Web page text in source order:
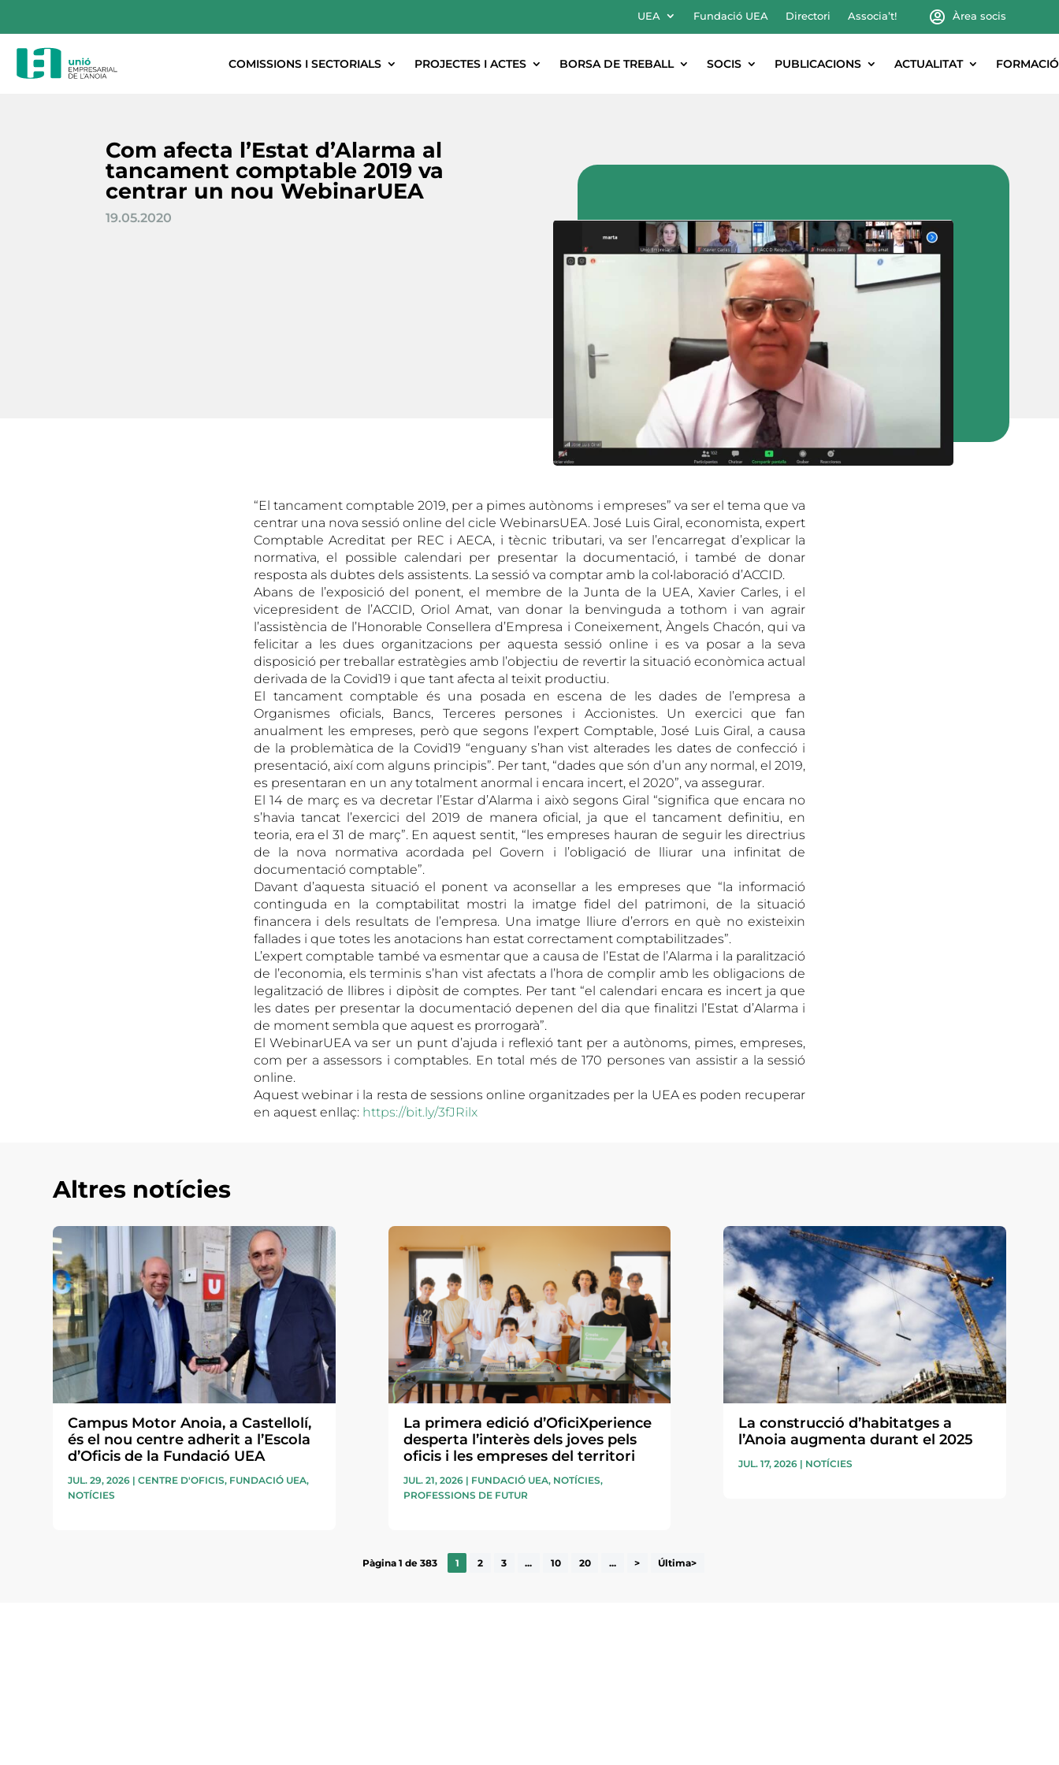
UEA Fundació UEA Directori Associa’t! Àrea socis
COMISSIONS I SECTORIALS PROJECTES I ACTES BORSA DE TREBALL SOCIS PUBLICACIONS ACTUALITAT FORMACIÓ
Com afecta l’Estat d’Alarma al
tancament comptable 2019 va
centrar un nou WebinarUEA
19.05.2020
“El tancament comptable 2019, per a pimes autònoms i empreses” va ser el tema que va
centrar una nova sessió online del cicle WebinarsUEA. José Luis Giral, economista, expert
Comptable Acreditat per REC i AECA, i tècnic tributari, va ser l’encarregat d’explicar la
normativa, el possible calendari per presentar la documentació, i també de donar
resposta als dubtes dels assistents. La sessió va comptar amb la col•laboració d’ACCID.
Abans de l’exposició del ponent, el membre de la Junta de la UEA, Xavier Carles, i el
vicepresident de l’ACCID, Oriol Amat, van donar la benvinguda a tothom i van agrair
l’assistència de l’Honorable Consellera d’Empresa i Coneixement, Àngels Chacón, qui va
felicitar a les dues organitzacions per aquesta sessió online i es va posar a la seva
disposició per treballar estratègies amb l’objectiu de revertir la situació econòmica actual
derivada de la Covid19 i que tant afecta al teixit productiu.
El tancament comptable és una posada en escena de les dades de l’empresa a
Organismes oficials, Bancs, Terceres persones i Accionistes. Un exercici que fan
anualment les empreses, però que segons l’expert Comptable, José Luis Giral, a causa
de la problemàtica de la Covid19 “enguany s’han vist alterades les dates de confecció i
presentació, així com alguns principis”. Per tant, “dades que són d’un any normal, el 2019,
es presentaran en un any totalment anormal i encara incert, el 2020”, va assegurar.
El 14 de març es va decretar l’Estar d’Alarma i això segons Giral “significa que encara no
s’havia tancat l’exercici del 2019 de manera oficial, ja que el tancament definitiu, en
teoria, era el 31 de març”. En aquest sentit, “les empreses hauran de seguir les directrius
de la nova normativa acordada pel Govern i l’obligació de lliurar una infinitat de
documentació comptable”.
Davant d’aquesta situació el ponent va aconsellar a les empreses que “la informació
continguda en la comptabilitat mostri la imatge fidel del patrimoni, de la situació
financera i dels resultats de l’empresa. Una imatge lliure d’errors en què no existeixin
fallades i que totes les anotacions han estat correctament comptabilitzades”.
L’expert comptable també va esmentar que a causa de l’Estat de l’Alarma i la paralització
de l’economia, els terminis s’han vist afectats a l’hora de complir amb les obligacions de
legalització de llibres i dipòsit de comptes. Per tant “el calendari encara es incert ja que
les dates per presentar la documentació depenen del dia que finalitzi l’Estat d’Alarma i
de moment sembla que aquest es prorrogarà”.
El WebinarUEA va ser un punt d’ajuda i reflexió tant per a autònoms, pimes, empreses,
com per a assessors i comptables. En total més de 170 persones van assistir a la sessió
online.
Aquest webinar i la resta de sessions online organitzades per la UEA es poden recuperar
en aquest enllaç: https://bit.ly/3fJRilx
Altres notícies
Campus Motor Anoia, a Castellolí,
és el nou centre adherit a l’Escola
d’Oficis de la Fundació UEA
JUL. 29, 2026 |CENTRE D'OFICIS, FUNDACIÓ UEA,
NOTÍCIES
La primera edició d’OficiXperience
desperta l’interès dels joves pels
oficis i les empreses del territori
JUL. 21, 2026| FUNDACIÓ UEA, NOTÍCIES,
PROFESSIONS DE FUTUR
La construcció d’habitatges a
l’Anoia augmenta durant el 2025
JUL. 17, 2026| NOTÍCIES
Pàgina 1 de 383 1 2 3 ... 10 20 ... > Última>